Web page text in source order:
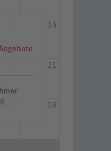
14
21
28